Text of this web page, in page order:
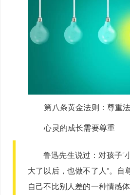
第八条黄金法则：尊重
心灵的成长需要尊重
鲁迅先生说过：对孩子“
大了以后，也做不了人”。自
自己不比别人差的一种情感体